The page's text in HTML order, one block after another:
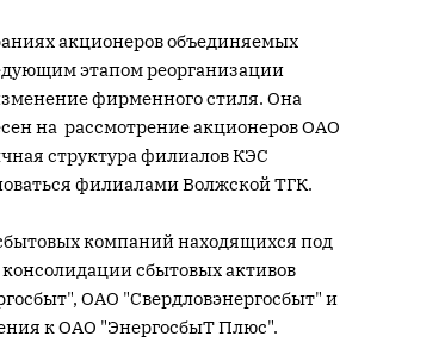
акционеров объединяемых
этапом реорганизации
фирменного стиля. Она
на рассмотрение акционеров ОАО
структура филиалов КЭС
филиалами Волжской ТГК.
компаний находящихся под
сбытовых активов
ОАО "Свердловэнергосбыт" и
к ОАО "ЭнергосбыТ Плюс".